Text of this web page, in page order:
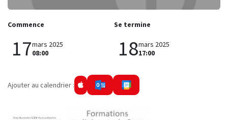
Commence
17mars 2025
08:00
Se termine
18mars 2025
17:00
Ajouter au calendrier :